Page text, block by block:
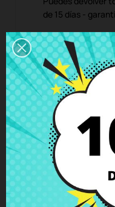
de 15 días -